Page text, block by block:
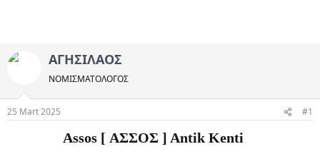
ΑΓΗΣΙΛΑΟΣ
ΝΟΜΙΣΜΑΤΟΛOΓΟΣ
25 Mart 2025 #1
Assos [ ΑΣΣΟΣ ] Antik Kenti